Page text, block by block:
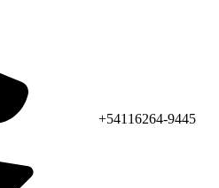
+54116264-9445